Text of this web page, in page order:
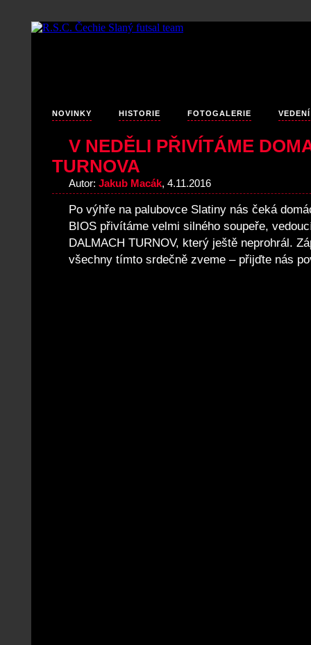
NOVINKY HISTORIE FOTOGALERIE VEDENÍ
V NEDĚLI PŘIVÍTÁME
TURNOVA
Autor: Jakub Macák, 4.11.2016
Po výhře na palubovce Slatiny nás čeká
BIOS přivítáme velmi silného soupeře,
DALMACH TURNOV, který ještě neprohrál.
všechny tímto srdečně zveme – přijďte nás